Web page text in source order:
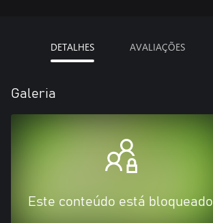
DETALHES AVALIAÇÕES
Galeria
Este conteúdo está bloqueado